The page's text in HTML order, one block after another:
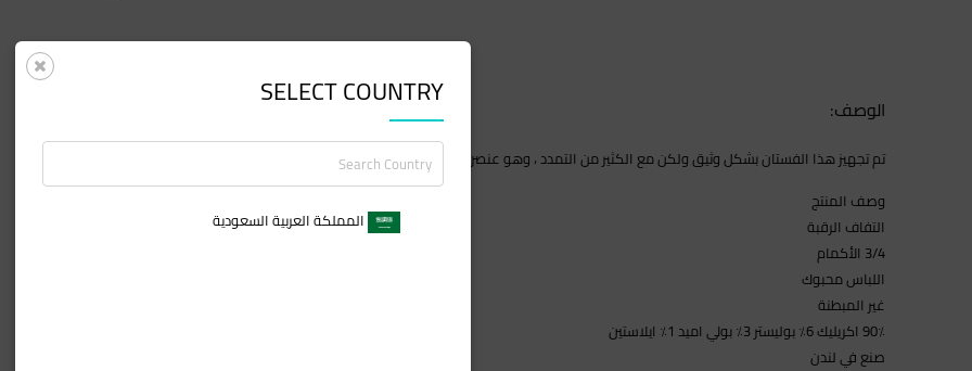
الوصف:
تم تجهيز هذا الفستان بشكل وثيق ولكن مع الكثير من التمدد ، وهو عنصر أساسي جديد لملابس العمل. نعتقد أنه سيظل كلاسيكيًا في المواسم القادمة.
وصف المنتج
التفاف الرقبة
3/4 الأكمام
اللباس محبوك
غير المبطنة
90٪ اكريليك 6٪ بوليستر 3٪ بولي اميد 1٪ ايلاستين
صنع في لندن
SELECT COUNTRY
المملكة العربية السعودية